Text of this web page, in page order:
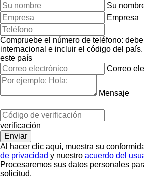
Su
Empresa
Compruebe el número de teléfono:
internacional e incluir el código del país.
este país
Correo
Mensaje
verificación
Al hacer clic aquí, muestra su
de privacidad y nuestro acuerdo del
Procesaremos sus datos personales
solicitud.